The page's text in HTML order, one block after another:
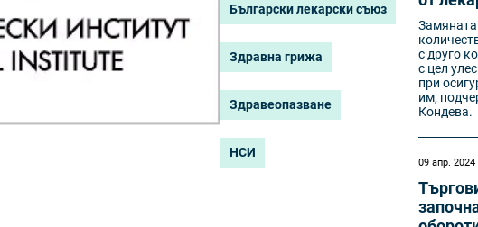
Български лекарски съюз
Здравна грижа
Здравеопазване
НСИ
с друго
с цел
при
им,
Кондева.
09 апр. 2024